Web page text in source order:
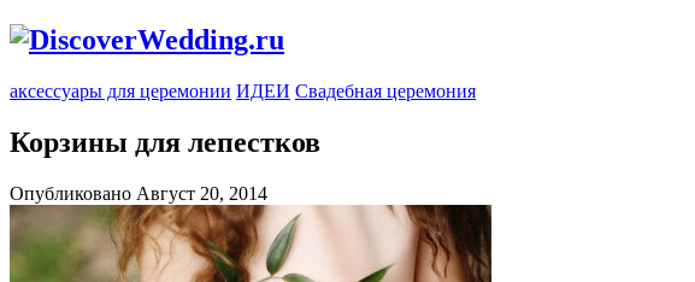
аксессуары для церемонии ИДЕИ Свадебная церемония
Корзины для лепестков
Опубликовано Август 20, 2014